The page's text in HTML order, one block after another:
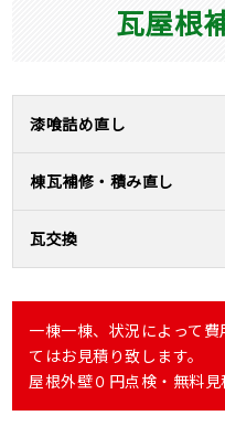
瓦屋根
漆喰詰め直し
棟瓦補修・積み直し
瓦交換
一棟一棟、状況によって
てはお見積り致します。
屋根外壁０円点検・無料見